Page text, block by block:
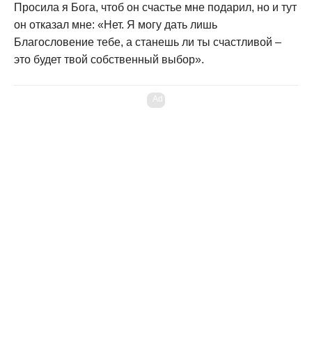
Просила я Бога, чтоб он счастье мне подарил, но и тут
он отказал мне: «Нет. Я могу дать лишь
Благословение тебе, а станешь ли ты счастливой –
это будет твой собственный выбор».
Ad